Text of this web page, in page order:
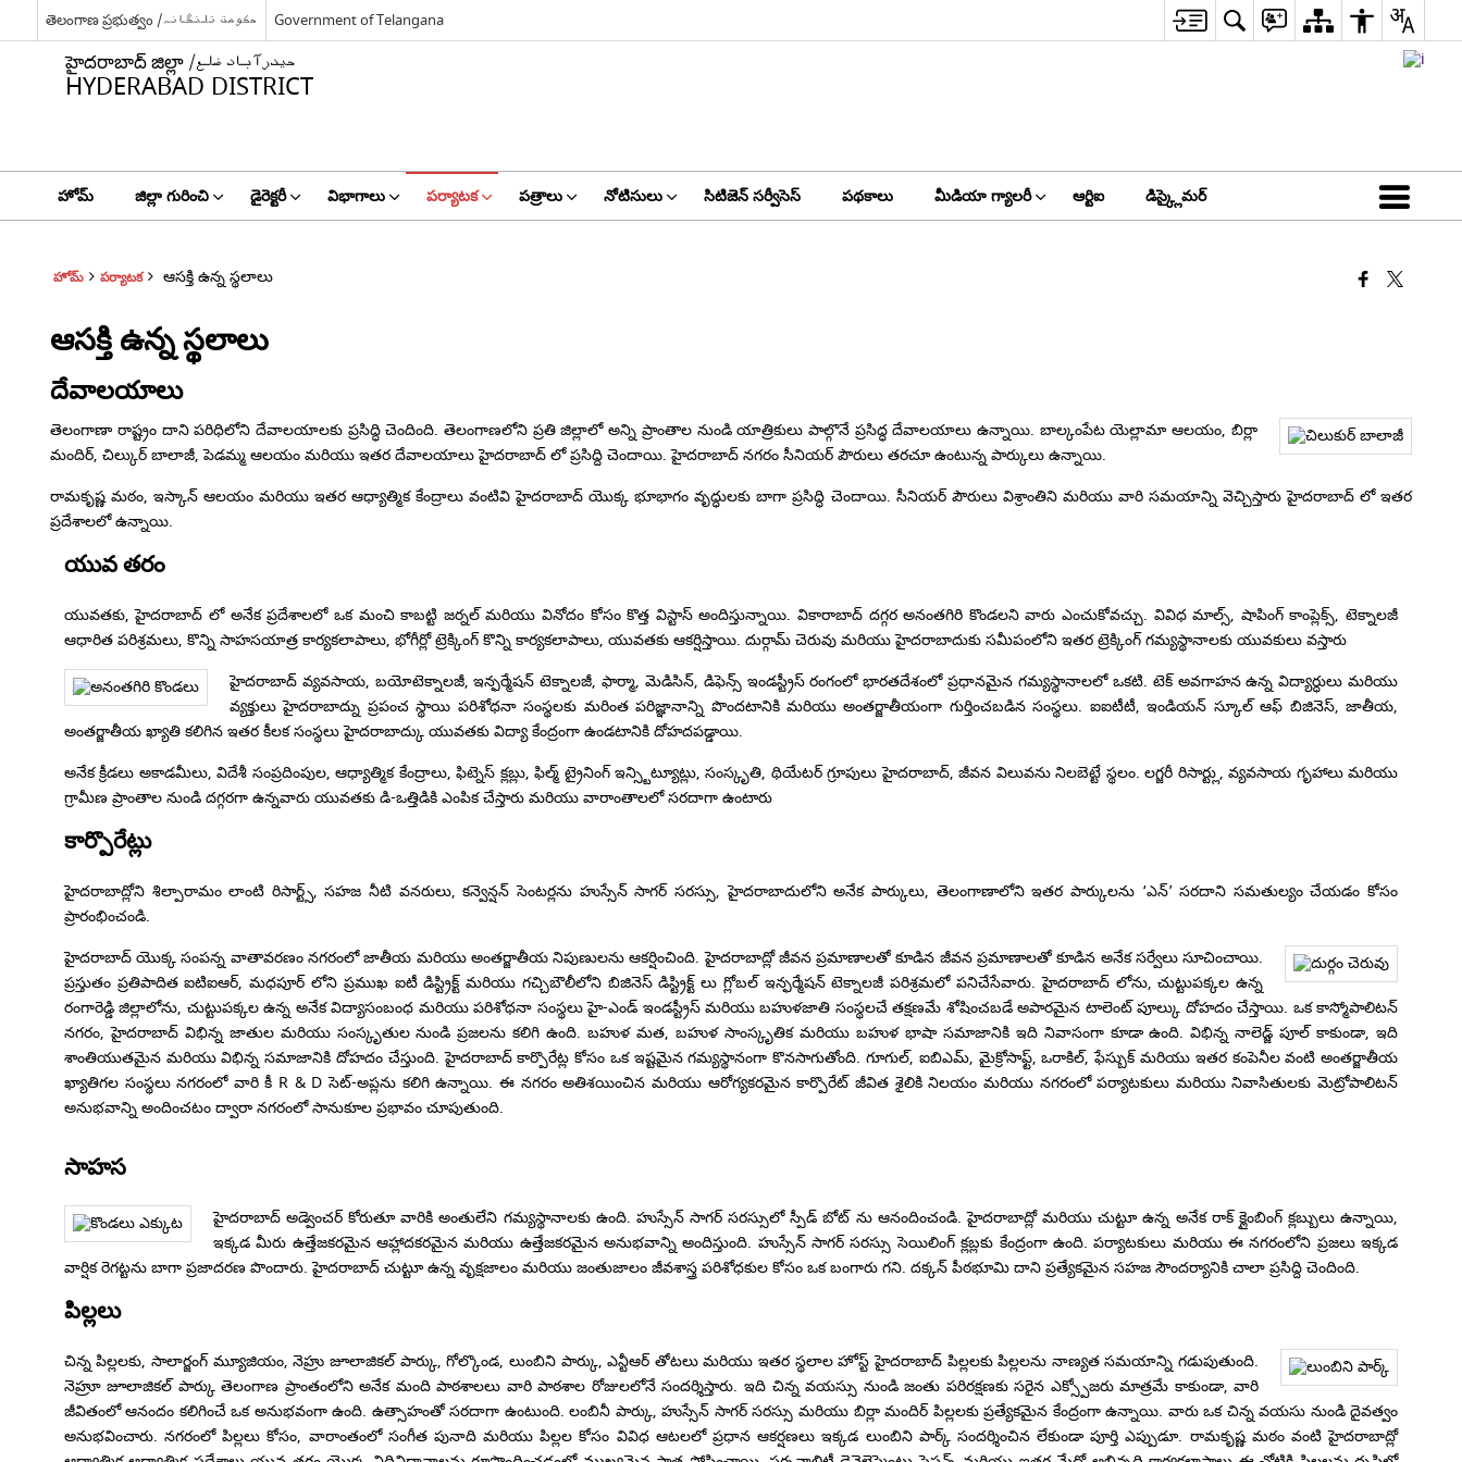
తెలంగాణ ప్రభుత్వం /حکومت تلنگانہ Government of Telangana
హైదరాబాద్ జిల్లా /حیدرآباد ضلع
HYDERABAD DISTRICT
హోమ్ జిల్లా గురించి డైరెక్టరీ విభాగాలు పర్యాటక పత్రాలు నోటిసులు సిటిజెన్ సర్వీసెస్ పథకాలు మీడియా గ్యాలరీ ఆర్టిఐ డిస్క్లైమర్
హోమ్ పర్యాటక ఆసక్తి ఉన్న స్థలాలు
ఆసక్తి ఉన్న స్థలాలు
దేవాలయాలు
తెలంగాణా రాష్ట్రం దాని పరిధిలోని దేవాలయాలకు ప్రసిద్ధి చెందింది. తెలంగాణలోని ప్రతి జిల్లాలో అన్ని ప్రాంతాల నుండి యాత్రికులు పాల్గొనే ప్రసిద్ధ దేవాలయాలు ఉన్నాయి. బాల్కంపేట యెల్లామా ఆలయం, బిర్లా
మందిర్, చిల్కుర్ బాలాజీ, పెడమ్మ ఆలయం మరియు ఇతర దేవాలయాలు హైదరాబాద్ లో ప్రసిద్ది చెందాయి. హైదరాబాద్ నగరం సీనియర్ పౌరులు తరచూ ఉంటున్న పార్కులు ఉన్నాయి.
రామకృష్ణ మఠం, ఇస్కాన్ ఆలయం మరియు ఇతర ఆధ్యాత్మిక కేంద్రాలు వంటివి హైదరాబాద్ యొక్క భూభాగం వృద్ధులకు బాగా ప్రసిద్ధి చెందాయి. సీనియర్ పౌరులు విశ్రాంతిని మరియు వారి సమయాన్ని వెచ్చిస్తారు హైదరాబాద్ లో ఇతర
ప్రదేశాలలో ఉన్నాయి.
యువ తరం
యువతకు, హైదరాబాద్ లో అనేక ప్రదేశాలలో ఒక మంచి కాబట్టి జర్నల్ మరియు వినోదం కోసం కొత్త విస్టాస్ అందిస్తున్నాయి. వికారాబాద్ దగ్గర అనంతగిరి కొండలని వారు ఎంచుకోవచ్చు. వివిధ మాల్స్, షాపింగ్ కాంప్లెక్స్, టెక్నాలజీ
ఆధారిత పరిశ్రమలు, కొన్ని సాహసయాత్ర కార్యకలాపాలు, భోగీర్లో ట్రెక్కింగ్ కొన్ని కార్యకలాపాలు, యువతకు ఆకర్షిస్తాయి. దుర్గామ్ చెరువు మరియు హైదరాబాదుకు సమీపంలోని ఇతర ట్రెక్కింగ్ గమ్యస్థానాలకు యువకులు వస్తారు
హైదరాబాద్ వ్యవసాయ, బయోటెక్నాలజీ, ఇన్ఫర్మేషన్ టెక్నాలజీ, ఫార్మా, మెడిసిన్, డిఫెన్స్ ఇండస్ట్రీస్ రంగంలో భారతదేశంలో ప్రధానమైన గమ్యస్థానాలలో ఒకటి. టెక్ అవగాహన ఉన్న విద్యార్ధులు మరియు
వ్యక్తులు హైదరాబాద్ను ప్రపంచ స్థాయి పరిశోధనా సంస్థలకు మరింత పరిజ్ఞానాన్ని పొందటానికి మరియు అంతర్జాతీయంగా గుర్తించబడిన సంస్థలు. ఐఐటీటీ, ఇండియన్ స్కూల్ ఆఫ్ బిజినెస్, జాతీయ,
అంతర్జాతీయ ఖ్యాతి కలిగిన ఇతర కీలక సంస్థలు హైదరాబాద్కు యువతకు విద్యా కేంద్రంగా ఉండటానికి దోహదపడ్డాయి.
అనేక క్రీడలు అకాడమీలు, విదేశీ సంప్రదింపుల, ఆధ్యాత్మిక కేంద్రాలు, ఫిట్నెస్ క్లబ్లు, ఫిల్మ్ ట్రైనింగ్ ఇన్స్టిట్యూట్లు, సంస్కృతి, థియేటర్ గ్రూపులు హైదరాబాద్, జీవన విలువను నిలబెట్టే స్థలం. లగ్జరీ రిసార్ట్లు, వ్యవసాయ గృహాలు మరియు
గ్రామీణ ప్రాంతాల నుండి దగ్గరగా ఉన్నవారు యువతకు డి-ఒత్తిడికి ఎంపిక చేస్తారు మరియు వారాంతాలలో సరదాగా ఉంటారు
కార్పొరేట్లు
హైదరాబాద్లోని శిల్పారామం లాంటి రిసార్ట్స్, సహజ నీటి వనరులు, కన్వెన్షన్ సెంటర్లను హుస్సేన్ సాగర్ సరస్సు, హైదరాబాదులోని అనేక పార్కులు, తెలంగాణాలోని ఇతర పార్కులను ‘ఎన్’ సరదాని సమతుల్యం చేయడం కోసం
ప్రారంభించండి.
హైదరాబాద్ యొక్క సంపన్న వాతావరణం నగరంలో జాతీయ మరియు అంతర్జాతీయ నిపుణులను ఆకర్షించింది. హైదరాబాద్లో జీవన ప్రమాణాలతో కూడిన జీవన ప్రమాణాలతో కూడిన అనేక సర్వేలు సూచించాయి.
ప్రస్తుతం ప్రతిపాదిత ఐటిఐఆర్, మధపూర్ లోని ప్రముఖ ఐటీ డిస్ట్రిక్ట్ మరియు గచ్చిబౌలీలోని బిజినెస్ డిస్ట్రిక్ట్ లు గ్లోబల్ ఇన్ఫర్మేషన్ టెక్నాలజీ పరిశ్రమలో పనిచేసేవారు. హైదరాబాద్ లోను, చుట్టుపక్కల ఉన్న
రంగారెడ్డి జిల్లాలోను, చుట్టుపక్కల ఉన్న అనేక విద్యాసంబంధ మరియు పరిశోధనా సంస్థలు హై-ఎండ్ ఇండస్ట్రీస్ మరియు బహుళజాతి సంస్థలచే తక్షణమే శోషించబడే అపారమైన టాలెంట్ పూల్కు దోహదం చేస్తాయి. ఒక కాస్మోపాలిటన్
నగరం, హైదరాబాద్ విభిన్న జాతుల మరియు సంస్కృతుల నుండి ప్రజలను కలిగి ఉంది. బహుళ మత, బహుళ సాంస్కృతిక మరియు బహుళ భాషా సమాజానికి ఇది నివాసంగా కూడా ఉంది. విభిన్న నాలెడ్జ్ పూల్ కాకుండా, ఇది
శాంతియుతమైన మరియు విభిన్న సమాజానికి దోహదం చేస్తుంది. హైదరాబాద్ కార్పొరేట్ల కోసం ఒక ఇష్టమైన గమ్యస్థానంగా కొనసాగుతోంది. గూగుల్, ఐబిఎమ్, మైక్రోసాఫ్ట్, ఒరాకిల్, ఫేస్బుక్ మరియు ఇతర కంపెనీల వంటి అంతర్జాతీయ
ఖ్యాతిగల సంస్థలు నగరంలో వారి కీ R & D సెట్-అప్లను కలిగి ఉన్నాయి. ఈ నగరం అతిశయించిన మరియు ఆరోగ్యకరమైన కార్పొరేట్ జీవిత శైలికి నిలయం మరియు నగరంలో పర్యాటకులు మరియు నివాసితులకు మెట్రోపాలిటన్
అనుభవాన్ని అందించటం ద్వారా నగరంలో సానుకూల ప్రభావం చూపుతుంది.
సాహస
హైదరాబాద్ అడ్వెంచర్ కోరుతూ వారికి అంతులేని గమ్యస్థానాలకు ఉంది. హుస్సేన్ సాగర్ సరస్సులో స్పీడ్ బోట్ ను ఆనందించండి. హైదరాబాద్లో మరియు చుట్టూ ఉన్న అనేక రాక్ క్లైంబింగ్ క్లబ్బులు ఉన్నాయి,
ఇక్కడ మీరు ఉత్తేజకరమైన ఆహ్లాదకరమైన మరియు ఉత్తేజకరమైన అనుభవాన్ని అందిస్తుంది. హుస్సేన్ సాగర్ సరస్సు సెయిలింగ్ క్లబ్లకు కేంద్రంగా ఉంది. పర్యాటకులు మరియు ఈ నగరంలోని ప్రజలు ఇక్కడ
వార్షిక రెగట్టను బాగా ప్రజాదరణ పొందారు. హైదరాబాద్ చుట్టూ ఉన్న వృక్షజాలం మరియు జంతుజాలం జీవశాస్త్ర పరిశోధకుల కోసం ఒక బంగారు గని. దక్కన్ పీఠభూమి దాని ప్రత్యేకమైన సహజ సౌందర్యానికి చాలా ప్రసిద్ది చెందింది.
పిల్లలు
చిన్న పిల్లలకు, సాలార్జంగ్ మ్యూజియం, నెహ్రు జూలాజికల్ పార్కు, గోల్కొండ, లుంబిని పార్కు, ఎన్టీఆర్ తోటలు మరియు ఇతర స్థలాల హోస్ట్ హైదరాబాద్ పిల్లలకు పిల్లలను నాణ్యత సమయాన్ని గడుపుతుంది.
నెహ్రూ జూలాజికల్ పార్కు తెలంగాణ ప్రాంతంలోని అనేక మంది పాఠశాలలు వారి పాఠశాల రోజులలోనే సందర్శిస్తారు. ఇది చిన్న వయస్సు నుండి జంతు పరిరక్షణకు సరైన ఎక్స్పోజరు మాత్రమే కాకుండా, వారి
జీవితంలో ఆనందం కలిగించే ఒక అనుభవంగా ఉంది. ఉత్సాహంతో సరదాగా ఉంటుంది. లంబినీ పార్కు, హుస్సేన్ సాగర్ సరస్సు మరియు బిర్లా మందిర్ పిల్లలకు ప్రత్యేకమైన కేంద్రంగా ఉన్నాయి. వారు ఒక చిన్న వయసు నుండి దైవత్వం
అనుభవించారు. నగరంలో పిల్లలు కోసం, వారాంతంలో సంగీత పునాది మరియు పిల్లల కోసం వివిధ ఆటలలో ప్రధాన ఆకర్షణలు ఇక్కడ లుంబిని పార్క్ సందర్శించిన లేకుండా పూర్తి ఎప్పుడూ. రామకృష్ణ మఠం వంటి హైదరాబాద్లో